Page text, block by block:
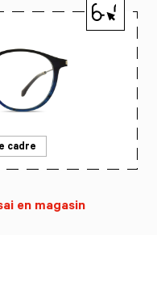
cadre
en magasin